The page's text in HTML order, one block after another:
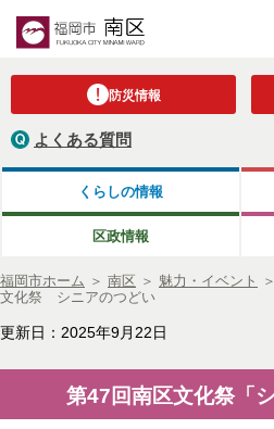
防災情報
よくある質問
くらしの情報
区政情報
福岡市ホーム ＞ 南区 ＞ 魅力・イベント ＞
文化祭 シニアのつどい
更新日：2025年9月22日
第47回南区文化祭「